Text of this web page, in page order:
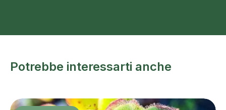
Potrebbe interessarti anche